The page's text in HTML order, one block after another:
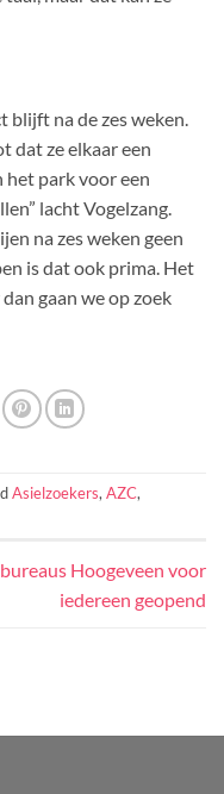
na de zes weken.
dat ze elkaar een
park voor een
lacht Vogelzang.
na zes weken geen
is dat ook prima. Het
gaan we op zoek
Asielzoekers, AZC,
Hoogeveen voor
iedereen geopend